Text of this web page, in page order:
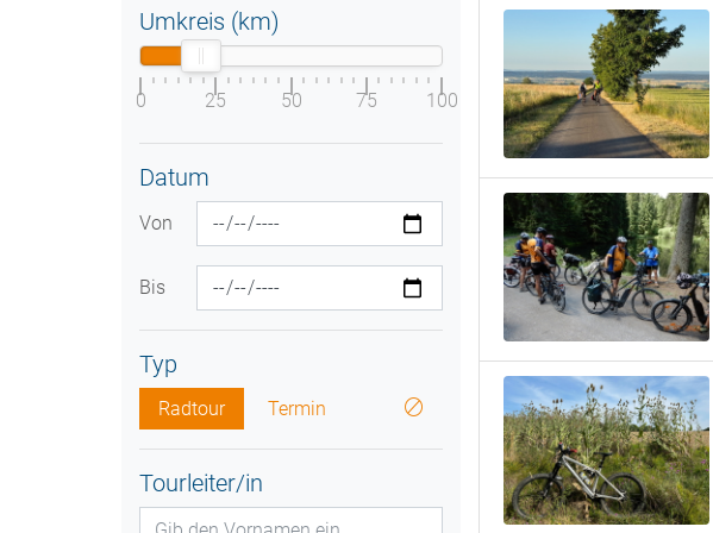
Umkreis (km)
0 25 50 75 100
Datum
Von
Bis
Typ
Radtour Termin
Tourleiter/in